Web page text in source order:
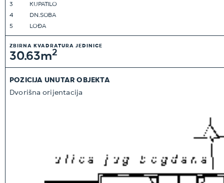
3
KUPATILO
4
DN.SOBA
5
LOĐA
ZBIRNA KVADRATURA JEDINICE
30.63m2
POZICIJA UNUTAR OBJEKTA
Dvorišna orijentacija